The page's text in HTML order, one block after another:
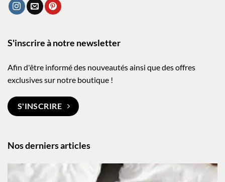
Nos derniers articles
S'inscrire à notre newsletter
Afin d'être informé des nouveautés ainsi que des offres
exclusives sur notre boutique !
S'INSCRIRE